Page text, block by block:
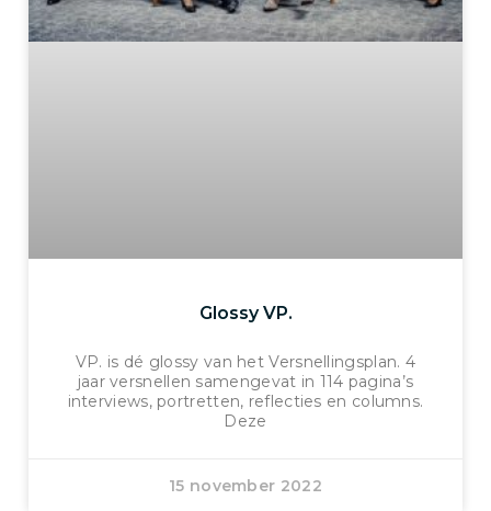
Glossy VP.
VP. is dé glossy van het Versnellingsplan. 4
jaar versnellen samengevat in 114 pagina’s
interviews, portretten, reflecties en columns.
Deze
15 november 2022